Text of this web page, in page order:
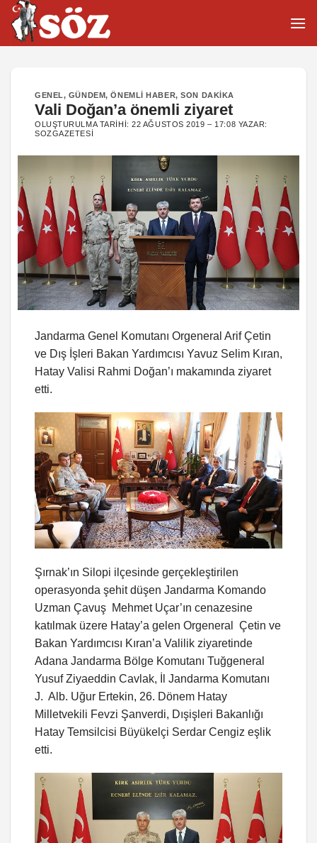
İçeriğe
atla
GENEL, GÜNDEM,ÖNEMLI HABER,SON DAKIKA
Vali Doğan’a önemli ziyaret
OLUŞTURULMA TARIHI:22 AĞUSTOS 2019 – 17:08 YAZAR:
SOZGAZETESI
Jandarma Genel Komutanı Orgeneral Arif Çetin
ve Dış İşleri Bakan Yardımcısı Yavuz Selim Kıran,
Hatay Valisi Rahmi Doğan’ı makamında ziyaret
etti.
Şırnak’ın Silopi ilçesinde gerçekleştirilen
operasyonda şehit düşen Jandarma Komando
Uzman Çavuş Mehmet Uçar’ın cenazesine
katılmak üzere Hatay’a gelen Orgeneral Çetin ve
Bakan Yardımcısı Kıran’a Valilik ziyaretinde
Adana Jandarma Bölge Komutanı Tuğgeneral
Yusuf Ziyaeddin Cavlak, İl Jandarma Komutanı
J. Alb. Uğur Ertekin, 26. Dönem Hatay
Milletvekili Fevzi Şanverdi, Dışişleri Bakanlığı
Hatay Temsilcisi Büyükelçi Serdar Cengiz eşlik
etti.